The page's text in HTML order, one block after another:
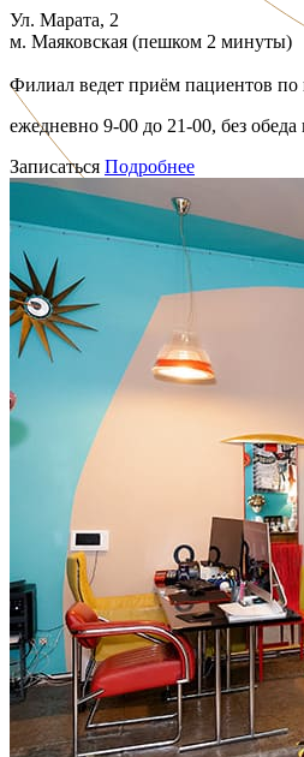
Ул. Марата, 2
м. Маяковская (пешком 2 минуты)
Филиал ведет приём пациентов по
ежедневно 9-00 до 21-00, без
Записаться Подробнее